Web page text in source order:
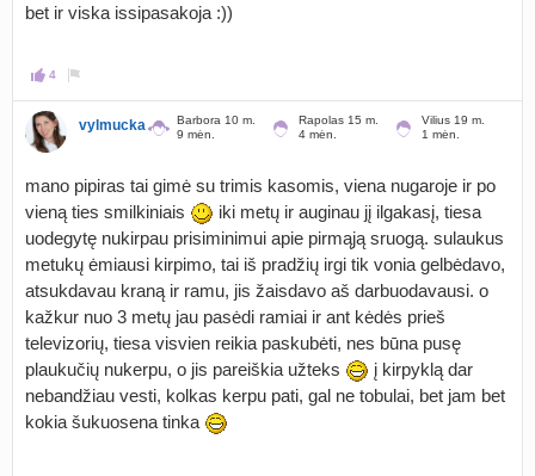
bet ir viska issipasakoja :))
4
vylmucka
Barbora 10 m.
9 mėn.
Rapolas 15 m.
4 mėn.
Vilius 19 m.
1 mėn.
mano pipiras tai gimė su trimis kasomis, viena nugaroje ir po
vieną ties smilkiniais
iki metų ir auginau jį ilgakasį, tiesa
uodegytę nukirpau prisiminimui apie pirmąją sruogą. sulaukus
metukų ėmiausi kirpimo, tai iš pradžių irgi tik vonia gelbėdavo,
atsukdavau kraną ir ramu, jis žaisdavo aš darbuodavausi. o
kažkur nuo 3 metų jau pasėdi ramiai ir ant kėdės prieš
televizorių, tiesa visvien reikia paskubėti, nes būna pusę
plaukučių nukerpu, o jis pareiškia užteks
į kirpyklą dar
nebandžiau vesti, kolkas kerpu pati, gal ne tobulai, bet jam bet
kokia šukuosena tinka